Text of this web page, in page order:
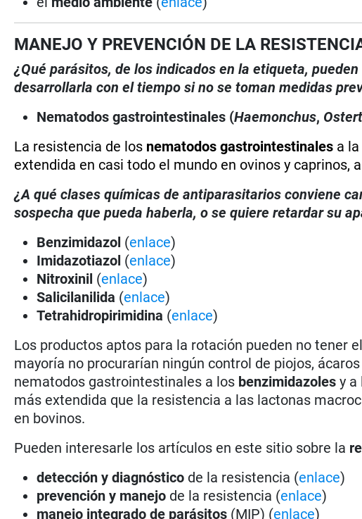
MANEJO Y PREVENCIÓN DE LA
¿Qué parásitos, de los indicados en la etiqueta,
desarrollarla con el tiempo si no se toman medidas
Nematodos gastrointestinales (Haemonchus,
La resistencia de los nematodos gastrointestinales a
extendida en casi todo el mundo en ovinos y caprinos,
¿A qué clases químicas de antiparasitarios conviene
sospecha que pueda haberla, o se quiere retardar su
Benzimidazol (enlace)
Imidazotiazol (enlace)
Nitroxinil (enlace)
Salicilanilida (enlace)
Tetrahidropirimidina (enlace)
Los productos aptos para la rotación pueden no tener
mayoría no procurarían ningún control de piojos,
nematodos gastrointestinales a los benzimidazoles y a
más extendida que la resistencia a las lactonas
en bovinos.
Pueden interesarle los artículos en este sitio sobre la
detección y diagnóstico de la resistencia (enlace)
prevención y manejo de la resistencia (enlace)
manejo integrado de parásitos (MIP) (enlace)